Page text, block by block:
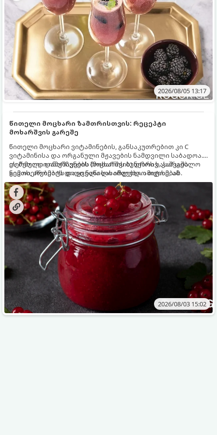
2026/08/05 13:17
წითელი მოცხარი ზამთრისთვის: რეცეპტი
მოხარშვის გარეშე
წითელი მოცხარი ვიტამინების, განსაკუთრებით კი C
ვიტამინისა და ორგანული მჟავების ნამდვილი საბადოა.
თერმული დამუშავების (მოხარშვის) დროს სასარგებლო
ნივთიერებების დიდი ნაწილი იშლება. ამიტომ, ამ
კენკრის ზამთრისთვის შესანახად საუკეთესო გზა
„ცოცხალი ჯემის“ მომზადებაა - მოხარშვის გარეშე.
ეს მეთოდი ინარჩუნებს მოცხარის ბუნებრივ, კაშკაშა
გემოს, არომატს და ყველა სასარგებლო თვისებას.
2026/08/03 15:02